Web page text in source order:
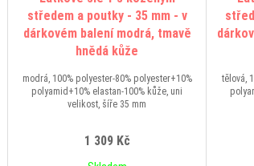
středem a poutky - 35 mm - v
dárkovém balení modrá, tmavě
hnědá kůže
modrá, 100% polyester-80% polyester+10%
polyamid+10% elastan-100% kůže, uni
velikost, šíře 35 mm
1 309 Kč
tělová,